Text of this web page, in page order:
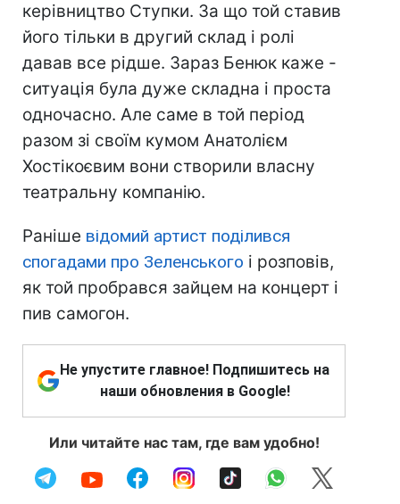
керівництво Ступки. За що той ставив
його тільки в другий склад і ролі
давав все рідше. Зараз Бенюк каже -
ситуація була дуже складна і проста
одночасно. Але саме в той період
разом зі своїм кумом Анатолієм
Хостікоєвим вони створили власну
театральну компанію.
Раніше відомий артист поділився
спогадами про Зеленського і розповів,
як той пробрався зайцем на концерт і
пив самогон.
Не упустите главное! Подпишитесь на
наши обновления в Google!
Или читайте нас там, где вам удобно!